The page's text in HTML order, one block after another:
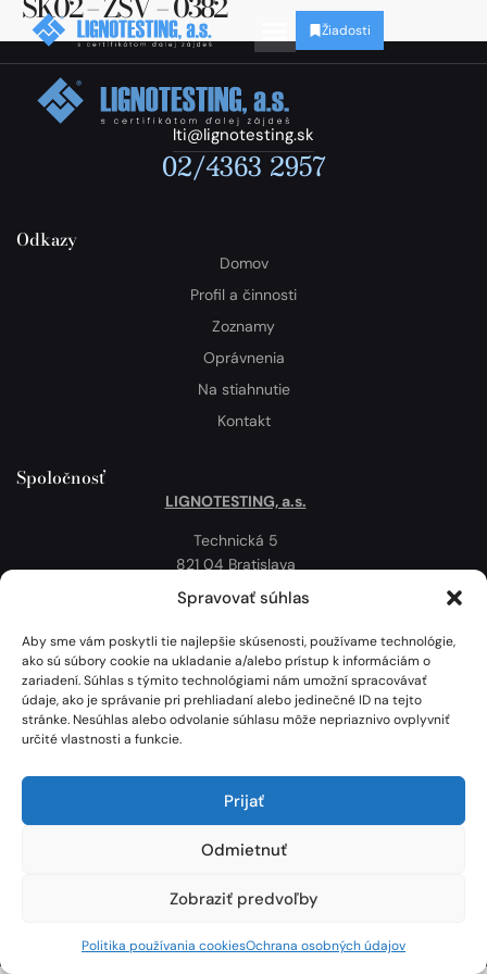
Spravovať súhlas
Aby sme vám poskytli tie najlepšie skúsenosti, používame technológie,
ako sú súbory cookie na ukladanie a/alebo prístup k informáciám o
zariadení. Súhlas s týmito technológiami nám umožní spracovávať
údaje, ako je správanie pri prehliadaní alebo jedinečné ID na tejto
stránke. Nesúhlas alebo odvolanie súhlasu môže nepriaznivo ovplyvniť
určité vlastnosti a funkcie.
Prijať
Odmietnuť
Zobraziť predvoľby
Politika používania cookiesOchrana osobných údajov
Žiadosti
lti@lignotesting.sk
02/4363 2957
Odkazy
Domov
Profil a činnosti
Zoznamy
Oprávnenia
Na stiahnutie
Kontakt
Spoločnosť
LIGNOTESTING, a.s.
Technická 5
821 04 Bratislava
Slovenská republika
Politika používania cookies
Mapa
Lignotesting, a. s. © 2024 | Všetky práva vyhradené. | Vytvoril: Marek Heinfarth.